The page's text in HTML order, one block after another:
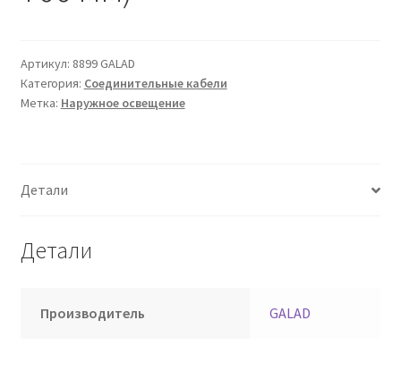
Таблица выбора вводного щитка
Артикул: 8899 GALAD
Категория: Соединительные кабели
Метка: Наружное освещение
Детали
Детали
Производитель GALAD